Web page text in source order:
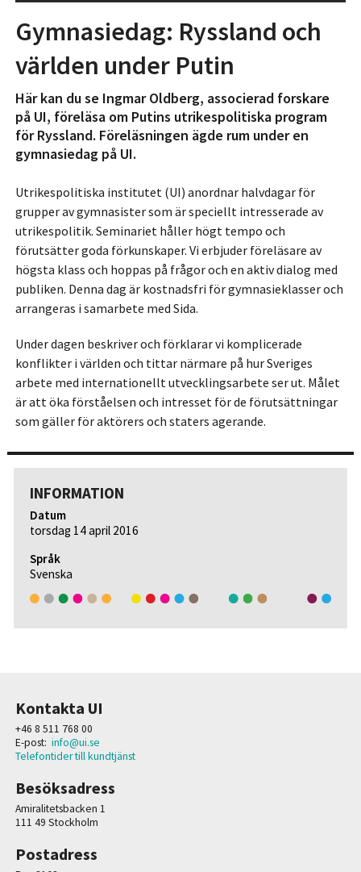
Gymnasiedag: Ryssland och
världen under Putin
Här kan du se Ingmar Oldberg, associerad forskare
på UI, föreläsa om Putins utrikespolitiska program
för Ryssland. Föreläsningen ägde rum under en
gymnasiedag på UI.
Utrikespolitiska institutet (UI) anordnar halvdagar för
grupper av gymnasister som är speciellt intresserade av
utrikespolitik. Seminariet håller högt tempo och
förutsätter goda förkunskaper. Vi erbjuder föreläsare av
högsta klass och hoppas på frågor och en aktiv dialog med
publiken. Denna dag är kostnadsfri för gymnasieklasser och
arrangeras i samarbete med Sida.
Under dagen beskriver och förklarar vi komplicerade
konflikter i världen och tittar närmare på hur Sveriges
arbete med internationellt utvecklingsarbete ser ut. Målet
är att öka förståelsen och intresset för de förutsättningar
som gäller för aktörers och staters agerande.
INFORMATION
Datum
torsdag 14 april 2016
Språk
Svenska
Kontakta UI
+46 8 511 768 00
E-post: info@ui.se
Telefontider till kundtjänst
Besöksadress
Amiralitetsbacken 1
111 49 Stockholm
Postadress